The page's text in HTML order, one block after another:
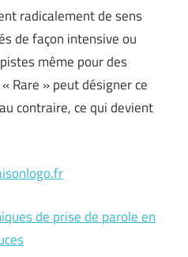
radicalement de sens
de façon intensive ou
même pour des
Rare » peut désigner ce
contraire, ce qui devient
de prise de parole en